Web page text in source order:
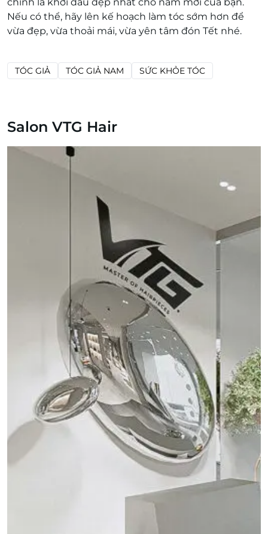
Nếu có thể, hãy lên kế hoạch làm tóc sớm hơn để
vừa đẹp, vừa thoải mái, vừa yên tâm đón Tết nhé.
TÓC GIẢ TÓC GIẢ NAM SỨC KHỎE TÓC
Salon VTG Hair